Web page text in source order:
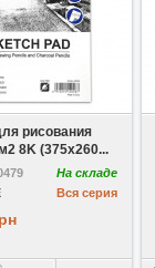
Сравнить
рисования
8K (375x260...
На складе
Вся серия